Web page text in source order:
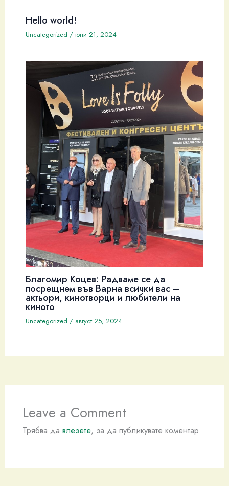
Hello world!
Uncategorized / юни 21, 2024
Благомир Коцев: Радваме се да
посрещнем във Варна всички вас –
актьори, кинотворци и любители на
киното
Uncategorized / август 25, 2024
Leave a Comment
Трябва да влезете, за да публикувате коментар.